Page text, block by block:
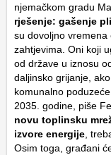
njemačkom gradu
rješenje: gašenje
su dovoljno vremena
zahtjevima. Oni koji
od države u iznosu
daljinsko grijanje,
komunalno
2035. godine, piše
novu toplinsku
izvore energije ,
Osim toga, građani